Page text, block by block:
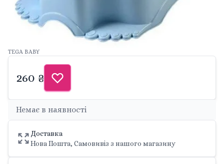
TEGA BABY
260 ₴
Немає в наявності
Доставка
Нова Пошта, Самовивіз з нашого магазину